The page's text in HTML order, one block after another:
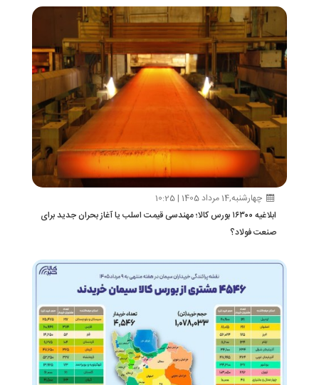
چهارشنبه,14 مرداد 1405 | 10:25
ابلاغیه ۱۶۳۰۰ بورس کالا؛ مهندسی قیمت اسلب یا آغاز بحران جدید برای
صنعت فولاد؟